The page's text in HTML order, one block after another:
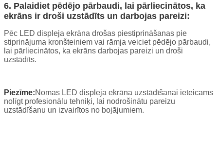
6. Palaidiet pēdējo pārbaudi, lai pārliecinātos, ka
ekrāns ir droši uzstādīts un darbojas pareizi:
Pēc LED displeja ekrāna drošas piestiprināšanas pie
stiprinājuma kronšteiniem vai rāmja veiciet pēdējo pārbaudi,
lai pārliecinātos, ka ekrāns darbojas pareizi un droši
uzstādīts.
Piezīme:Nomas LED displeja ekrāna uzstādīšanai ieteicams
nolīgt profesionālu tehniķi, lai nodrošinātu pareizu
uzstādīšanu un izvairītos no bojājumiem.